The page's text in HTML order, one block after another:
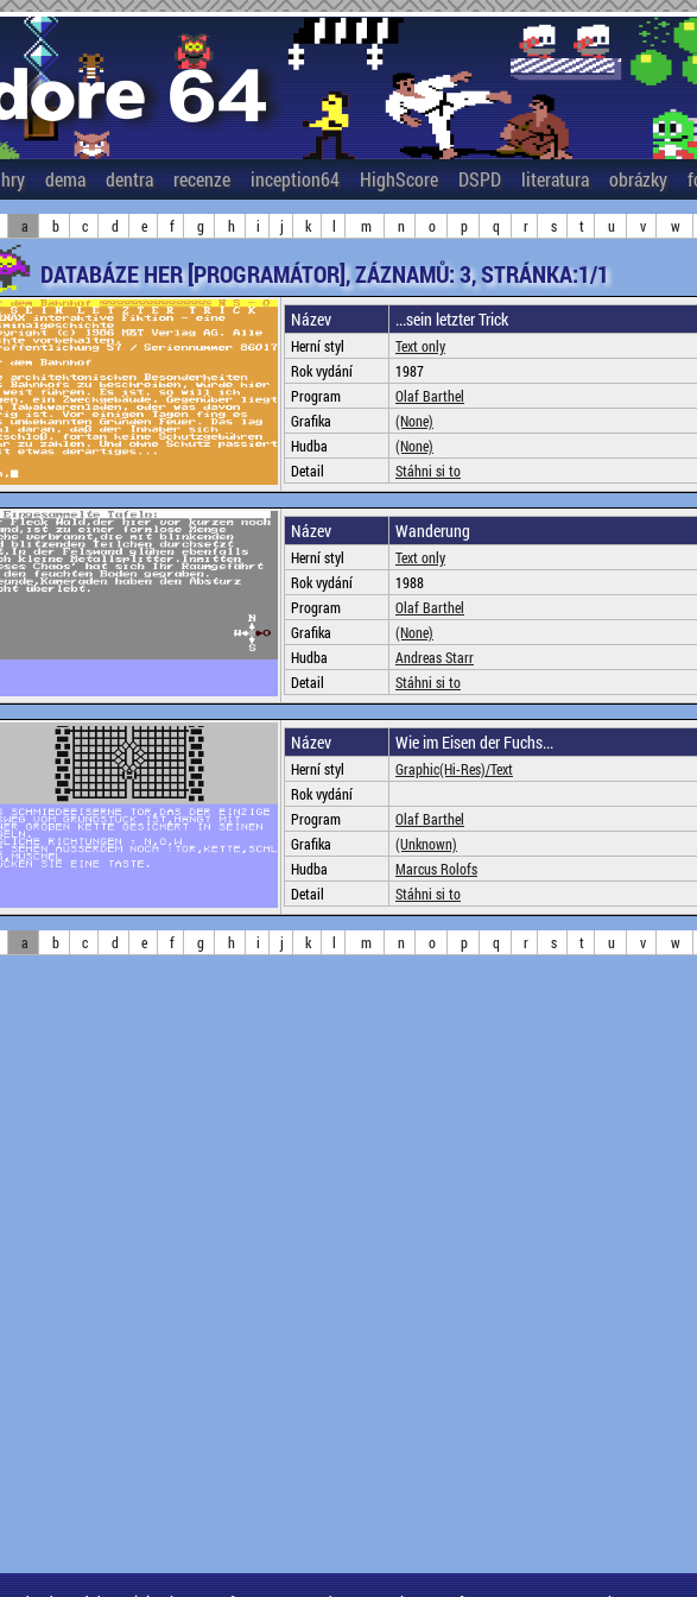
hry dema dentra recenze inception64 HighScore DSPD literatura obrázky
a b c d e f g h i j k l m n o p q r s t u v w
DATABÁZE HER [PROGRAMÁTOR], ZÁZNAMŮ: 3, STRÁNKA:1/1
Název ...sein letzter Trick
Herní styl
Text only
Rok vydání
1987
Program
Olaf Barthel
Grafika
(None)
Hudba
(None)
Detail
Stáhni si to
Název Wanderung
Herní styl
Text only
Rok vydání
1988
Program
Olaf Barthel
Grafika
(None)
Hudba
Andreas Starr
Detail
Stáhni si to
Název Wie im Eisen der Fuchs...
Herní styl
Graphic(Hi-Res)/Text
Rok vydání
Program
Olaf Barthel
Grafika
(Unknown)
Hudba
Marcus Rolofs
Detail
Stáhni si to
a b c d e f g h i j k l m n o p q r s t u v w